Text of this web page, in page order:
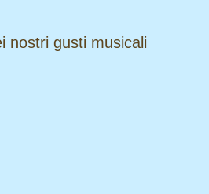
nostri gusti musicali